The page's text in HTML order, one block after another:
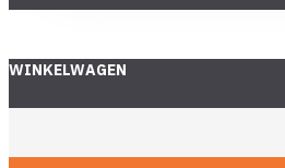
WINKELWAGEN